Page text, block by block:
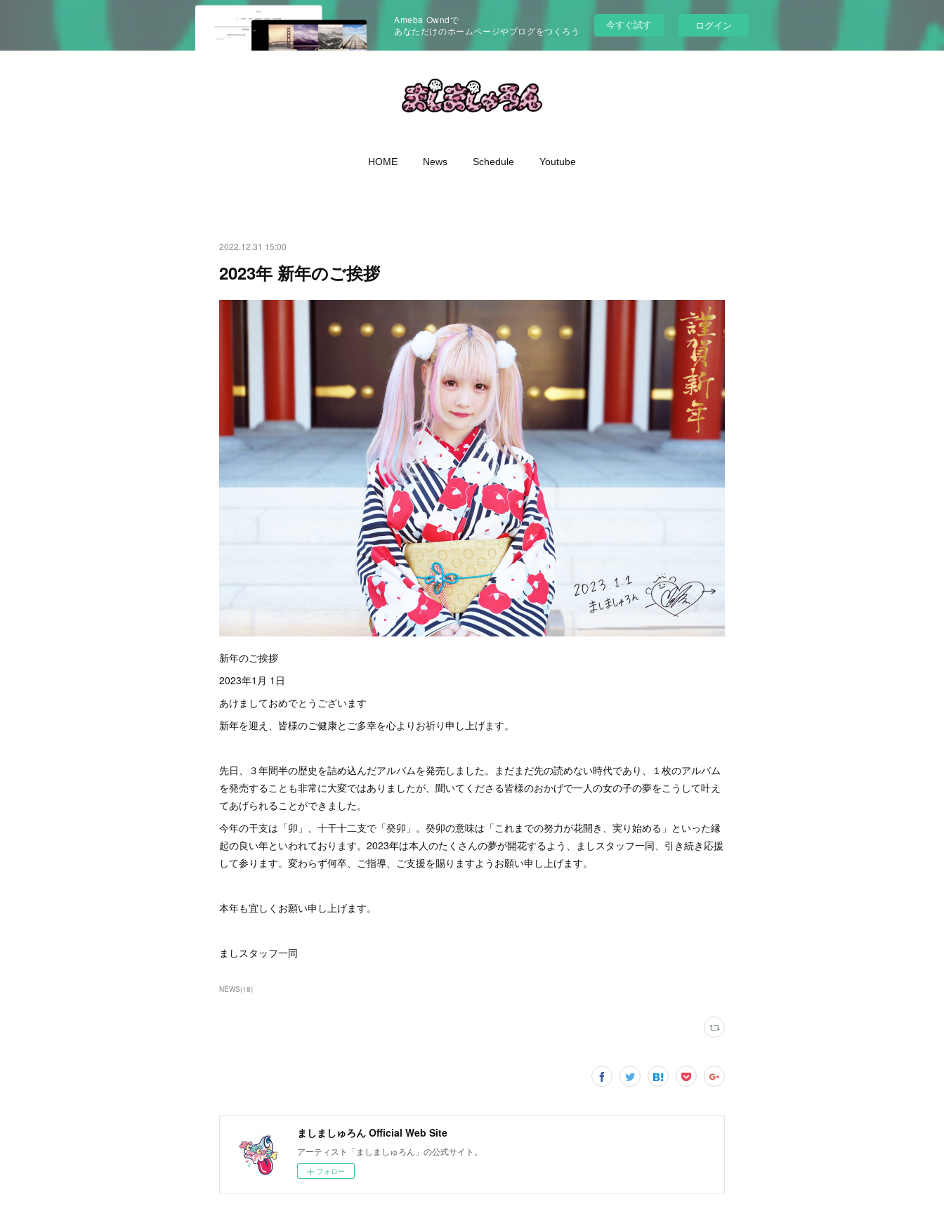
Ameba Owndで
あなただけのホームページやブログをつくろう
今すぐ試す ログイン
HOME News Schedule Youtube
2022.12.31 15:00
2023年 新年のご挨拶
新年のご挨拶
2023年1月 1日
あけましておめでとうございます
新年を迎え、皆様のご健康とご多幸を心よりお祈り申し上げます。
先日、３年間半の歴史を詰め込んだアルバムを発売しました。まだまだ先の読めない時代であり、１枚のアルバム
を発売することも非常に大変ではありましたが、聞いてくださる皆様のおかげで一人の女の子の夢をこうして叶え
てあげられることができました。
今年の干支は「卯」、十干十二支で「癸卯」。癸卯の意味は「これまでの努力が花開き、実り始める」といった縁
起の良い年といわれております。2023年は本人のたくさんの夢が開花するよう、ましスタッフ一同、引き続き応援
して参ります。変わらず何卒、ご指導、ご支援を賜りますようお願い申し上げます。
本年も宜しくお願い申し上げます。
ましスタッフ一同
NEWS(18)
ましましゅろん Official Web Site
アーティスト「ましましゅろん」の公式サイト。
フォロー